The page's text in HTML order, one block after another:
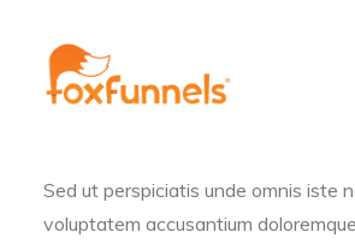
Sed ut perspiciatis unde omnis iste
voluptatem accusantium